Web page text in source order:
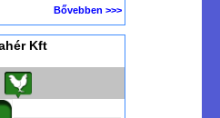
Bővebben >>>
Kft